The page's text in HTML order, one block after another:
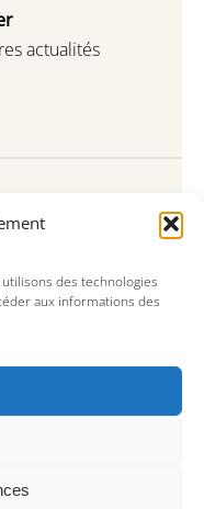
des technologies
aux informations des
actualités